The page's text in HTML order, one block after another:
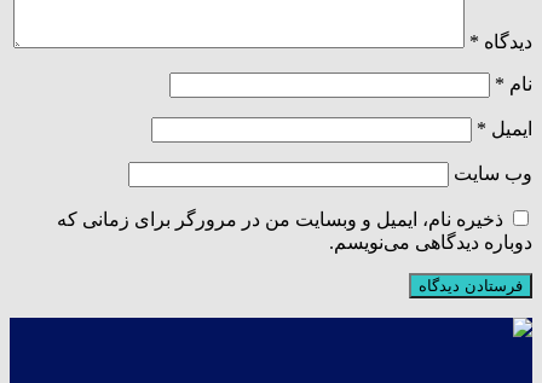
دیدگاه *
نام *
ایمیل *
وب‌ سایت
ذخیره نام، ایمیل و وبسایت من در مرورگر برای زمانی که
دوباره دیدگاهی می‌نویسم.